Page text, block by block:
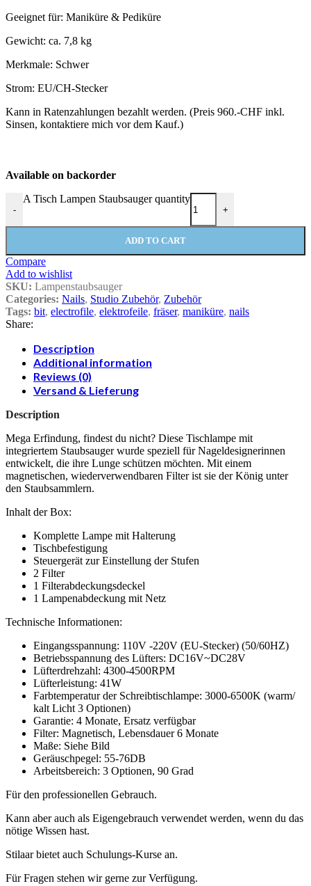
Geeignet für: Maniküre & Pediküre
Gewicht: ca. 7,8 kg
Merkmale: Schwer
Strom: EU/CH-Stecker
Kann in Ratenzahlungen bezahlt werden. (Preis 960.-CHF inkl.
Sinsen, kontaktiere mich vor dem Kauf.)
Available on backorder
-
A Tisch Lampen Staubsauger quantity
+
ADD TO CART
Compare
Add to wishlist
SKU: Lampenstaubsauger
Categories: Nails, Studio Zubehör, Zubehör
Tags: bit, electrofile, elektrofeile, fräser, maniküre, nails
Share:
Description
Additional information
Reviews (0)
Versand & Lieferung
Description
Mega Erfindung, findest du nicht? Diese Tischlampe mit
integriertem Staubsauger wurde speziell für Nageldesignerinnen
entwickelt, die ihre Lunge schützen möchten. Mit einem
magnetischen, wiederverwendbaren Filter ist sie der König unter
den Staubsammlern.
Inhalt der Box:
Komplette Lampe mit Halterung
Tischbefestigung
Steuergerät zur Einstellung der Stufen
2 Filter
1 Filterabdeckungsdeckel
1 Lampenabdeckung mit Netz
Technische Informationen:
Eingangsspannung: 110V -220V (EU-Stecker) (50/60HZ)
Betriebsspannung des Lüfters: DC16V~DC28V
Lüfterdrehzahl: 4300-4500RPM
Lüfterleistung: 41W
Farbtemperatur der Schreibtischlampe: 3000-6500K (warm/
kalt Licht 3 Optionen)
Garantie: 4 Monate, Ersatz verfügbar
Filter: Magnetisch, Lebensdauer 6 Monate
Maße: Siehe Bild
Geräuschpegel: 55-76DB
Arbeitsbereich: 3 Optionen, 90 Grad
Für den professionellen Gebrauch.
Kann aber auch als Eigengebrauch verwendet werden, wenn du das
nötige Wissen hast.
Stilaar bietet auch Schulungs-Kurse an.
Für Fragen stehen wir gerne zur Verfügung.